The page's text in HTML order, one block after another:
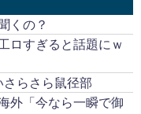
くの？
ロすぎると話題にｗ
らさら鼠径部
外「今なら一瞬で御